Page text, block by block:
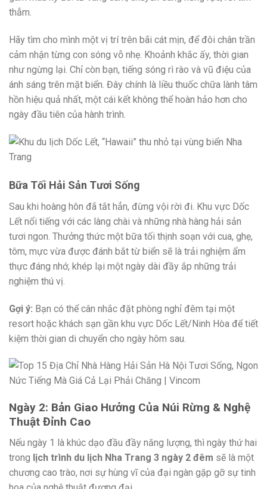
thẫm.
Hãy tìm cho mình một vị trí trên bãi cát mịn, để đôi chân trần
cảm nhận từng con sóng vỗ nhẹ. Khoảnh khắc ấy, thời gian
như ngừng lại. Chỉ còn bạn, tiếng sóng rì rào và vũ điệu của
ánh sáng trên mặt biển. Đây chính là liều thuốc chữa lành tâm
hồn hiệu quả nhất, một cái kết không thể hoàn hảo hơn cho
ngày đầu tiên của hành trình.
Bữa Tối Hải Sản Tươi Sống
Sau khi hoàng hôn đã tắt hẳn, đừng vội rời đi. Khu vực Dốc
Lết nổi tiếng với các làng chài và những nhà hàng hải sản
tươi ngon. Thưởng thức một bữa tối thịnh soạn với cua, ghẹ,
tôm, mực vừa được đánh bắt từ biển sẽ là trải nghiệm ẩm
thực đáng nhớ, khép lại một ngày dài đầy ắp những trải
nghiệm thú vị.
Gợi ý: Bạn có thể cân nhắc đặt phòng nghỉ đêm tại một
resort hoặc khách sạn gần khu vực Dốc Lết/Ninh Hòa để tiết
kiệm thời gian di chuyển cho ngày hôm sau.
Ngày 2: Bản Giao Hưởng Của Núi Rừng & Nghệ
Thuật Đỉnh Cao
Nếu ngày 1 là khúc dạo đầu đầy năng lượng, thì ngày thứ hai
trong lịch trình du lịch Nha Trang 3 ngày 2 đêm sẽ là một
chương cao trào, nơi sự hùng vĩ của đại ngàn gặp gỡ sự tinh